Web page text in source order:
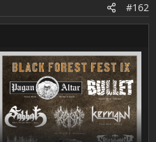
#162